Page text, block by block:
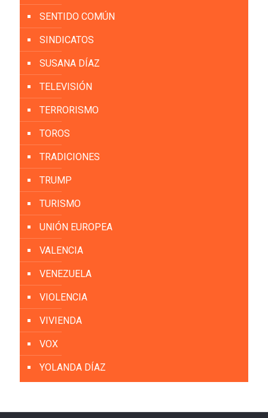
SENTIDO COMÚN
SINDICATOS
SUSANA DÍAZ
TELEVISIÓN
TERRORISMO
TOROS
TRADICIONES
TRUMP
TURISMO
UNIÓN EUROPEA
VALENCIA
VENEZUELA
VIOLENCIA
VIVIENDA
VOX
YOLANDA DÍAZ